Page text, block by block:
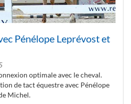
Pénélope Leprévost et
optimale avec le cheval.
de tact équestre avec Pénélope
Michel.